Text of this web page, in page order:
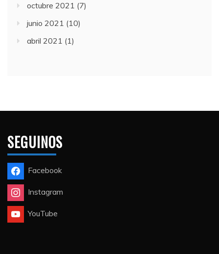
octubre 2021 (7)
junio 2021 (10)
abril 2021 (1)
SEGUINOS
Facebook
Instagram
YouTube